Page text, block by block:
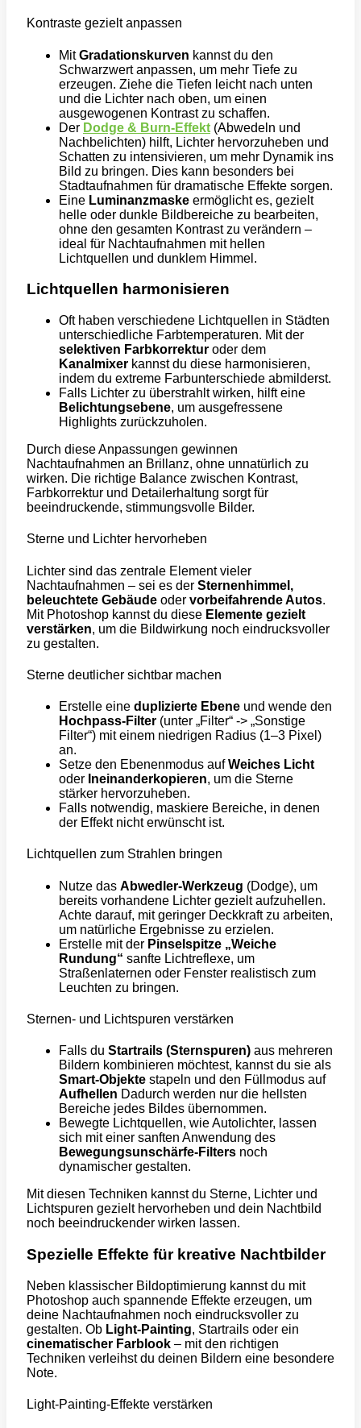
Kontraste gezielt anpassen
MitGradationskurven kannst du den
Schwarzwert anpassen, um mehr Tiefe zu
erzeugen. Ziehe die Tiefen leicht nach unten
und die Lichter nach oben, um einen
ausgewogenen Kontrast zu schaffen.
Der Dodge & Burn-Effekt (Abwedeln und
Nachbelichten) hilft, Lichter hervorzuheben und
Schatten zu intensivieren, um mehr Dynamik ins
Bild zu bringen. Dies kann besonders bei
Stadtaufnahmen für dramatische Effekte sorgen.
Eine Luminanzmaske ermöglicht es, gezielt
helle oder dunkle Bildbereiche zu bearbeiten,
ohne den gesamten Kontrast zu verändern –
ideal für Nachtaufnahmen mit hellen
Lichtquellen und dunklem Himmel.
Lichtquellen harmonisieren
Oft haben verschiedene Lichtquellen in Städten
unterschiedliche Farbtemperaturen. Mit der
selektiven Farbkorrektur oder dem
Kanalmixer kannst du diese harmonisieren,
indem du extreme Farbunterschiede abmilderst.
Falls Lichter zu überstrahlt wirken, hilft eine
Belichtungsebene, um ausgefressene
Highlights zurückzuholen.
Durch diese Anpassungen gewinnen
Nachtaufnahmen an Brillanz, ohne unnatürlich zu
wirken. Die richtige Balance zwischen Kontrast,
Farbkorrektur und Detailerhaltung sorgt für
beeindruckende, stimmungsvolle Bilder.
Sterne und Lichter hervorheben
Lichter sind das zentrale Element vieler
Nachtaufnahmen – sei es der Sternenhimmel,
beleuchtete Gebäude oder vorbeifahrende Autos.
Mit Photoshop kannst du diese Elemente gezielt
verstärken, um die Bildwirkung noch eindrucksvoller
zu gestalten.
Sterne deutlicher sichtbar machen
Erstelle eine duplizierte Ebene und wende den
Hochpass-Filter (unter „Filter“ -> „Sonstige
Filter“) mit einem niedrigen Radius (1–3 Pixel)
an.
Setze den Ebenenmodus aufWeiches Licht
oder Ineinanderkopieren, um die Sterne
stärker hervorzuheben.
Falls notwendig, maskiere Bereiche, in denen
der Effekt nicht erwünscht ist.
Lichtquellen zum Strahlen bringen
Nutze das Abwedler-Werkzeug (Dodge), um
bereits vorhandene Lichter gezielt aufzuhellen.
Achte darauf, mit geringer Deckkraft zu arbeiten,
um natürliche Ergebnisse zu erzielen.
Erstelle mit der Pinselspitze „Weiche
Rundung“ sanfte Lichtreflexe, um
Straßenlaternen oder Fenster realistisch zum
Leuchten zu bringen.
Sternen- und Lichtspuren verstärken
Falls du Startrails (Sternspuren) aus mehreren
Bildern kombinieren möchtest, kannst du sie als
Smart-Objekte stapeln und den Füllmodus auf
Aufhellen Dadurch werden nur die hellsten
Bereiche jedes Bildes übernommen.
Bewegte Lichtquellen, wie Autolichter, lassen
sich mit einer sanften Anwendung des
Bewegungsunschärfe-Filters noch
dynamischer gestalten.
Mit diesen Techniken kannst du Sterne, Lichter und
Lichtspuren gezielt hervorheben und dein Nachtbild
noch beeindruckender wirken lassen.
Spezielle Effekte für kreative Nachtbilder
Neben klassischer Bildoptimierung kannst du mit
Photoshop auch spannende Effekte erzeugen, um
deine Nachtaufnahmen noch eindrucksvoller zu
gestalten. Ob Light-Painting, Startrails oder ein
cinematischer Farblook – mit den richtigen
Techniken verleihst du deinen Bildern eine besondere
Note.
Light-Painting-Effekte verstärken